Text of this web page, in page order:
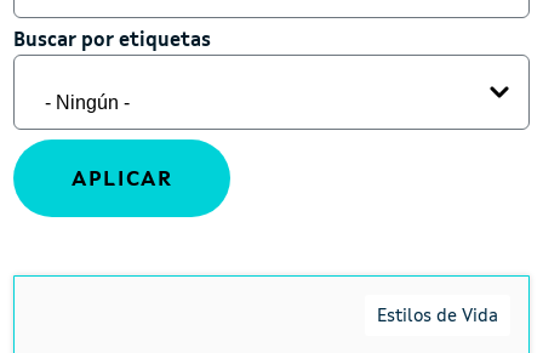
Buscar por etiquetas
Buscar por etiquetas
Estilos de Vida